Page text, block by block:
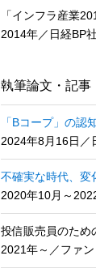
「インフラ産業
2014年／日経BP社
執筆論文・記事
「Bコープ」の認
2024年8月16日／
不確実な時代、変
2020年10月～
投信販売員のため
2021年～／ファ